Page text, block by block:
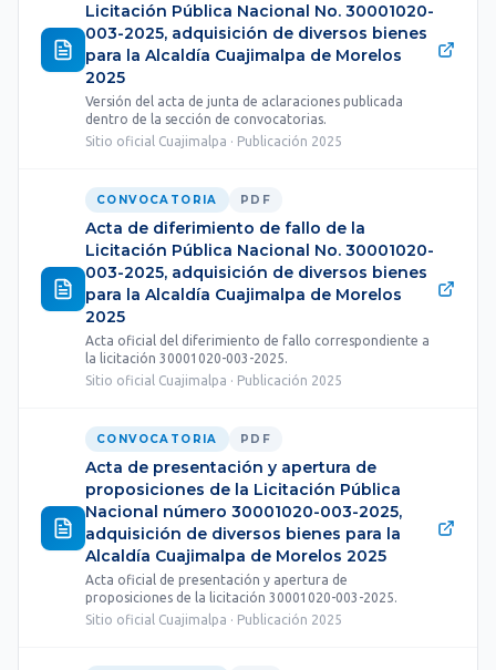
Licitación Pública Nacional No. 30001020-
003-2025, adquisición de diversos bienes
para la Alcaldía Cuajimalpa de Morelos
2025
Versión del acta de junta de aclaraciones publicada
dentro de la sección de convocatorias.
Sitio oficial Cuajimalpa · Publicación 2025
CONVOCATORIA PDF
Acta de diferimiento de fallo de la
Licitación Pública Nacional No. 30001020-
003-2025, adquisición de diversos bienes
para la Alcaldía Cuajimalpa de Morelos
2025
Acta oficial del diferimiento de fallo correspondiente a
la licitación 30001020-003-2025.
Sitio oficial Cuajimalpa · Publicación 2025
CONVOCATORIA PDF
Acta de presentación y apertura de
proposiciones de la Licitación Pública
Nacional número 30001020-003-2025,
adquisición de diversos bienes para la
Alcaldía Cuajimalpa de Morelos 2025
Acta oficial de presentación y apertura de
proposiciones de la licitación 30001020-003-2025.
Sitio oficial Cuajimalpa · Publicación 2025